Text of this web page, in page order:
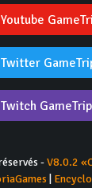
Youtube
Twitter
Twitch GameTrip
-V8.0.2